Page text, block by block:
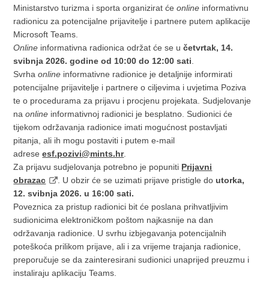
Ministarstvo turizma i sporta organizirat ćeonline informativnu
radionicu za potencijalne prijavitelje i partnere putem aplikacije
Microsoft Teams.
Online informativna radionica održat će se učetvrtak, 14.
svibnja 2026. godine od 10:00 do 12:00 sati
Svrhaonline informativne radionice je detaljnije informirati
potencijalne prijavitelje i partnere o ciljevima i uvjetima Poziva
te o procedurama za prijavu i procjenu projekata. Sudjelovanje
naonline informativnoj radionici je besplatno. Sudionici će
tijekom održavanja radionice imati mogućnost postavljati
pitanja, ali ih mogu postaviti i putem e-mail
adreseesf.pozivi@mints.hr.
Za prijavu sudjelovanja potrebno je popuniti Prijavni
obrazac
. U obzir će se uzimati prijave pristigle doutorka,
12. svibnja 2026. u 16:00 sati.
Poveznica za pristup radionici bit će poslana prihvatljivim
sudionicima elektroničkom poštom najkasnije na dan
održavanja radionice. U svrhu izbjegavanja potencijalnih
poteškoća prilikom prijave, ali i za vrijeme trajanja radionice,
preporučuje se da zainteresirani sudionici unaprijed preuzmu i
instaliraju aplikaciju Teams.